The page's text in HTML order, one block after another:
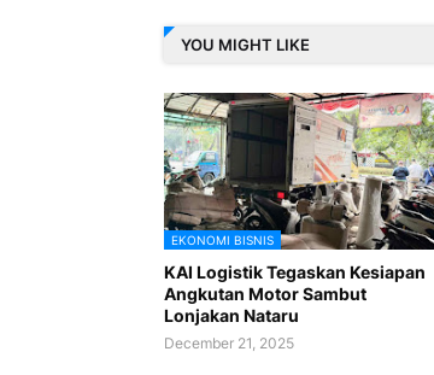
YOU MIGHT LIKE
EKONOMI BISNIS
KAI Logistik Tegaskan Kesiapan
Angkutan Motor Sambut
Lonjakan Nataru
December 21, 2025